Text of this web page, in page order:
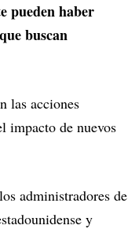
pueden haber
buscan
las acciones
impacto de nuevos
administradores de
y